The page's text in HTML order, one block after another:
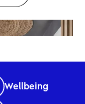
Wellbeing